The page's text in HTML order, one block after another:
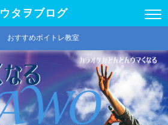
ウタヲブログ
おすすめボイトレ教室